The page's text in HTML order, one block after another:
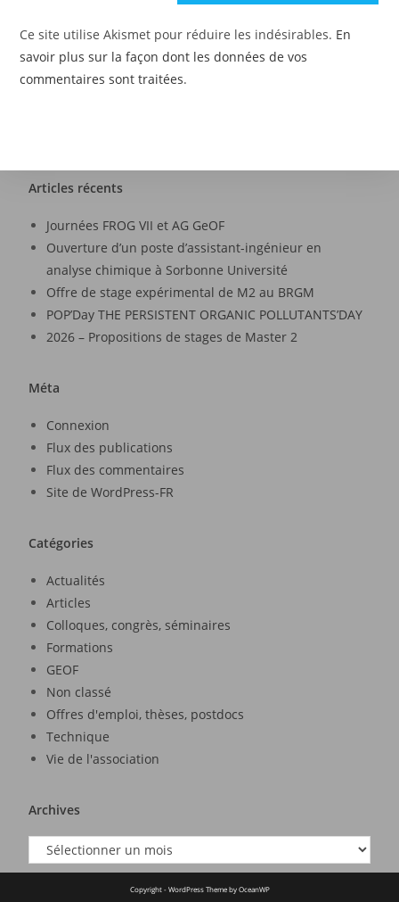
Ce site utilise Akismet pour réduire les indésirables. En
savoir plus sur la façon dont les données de vos
commentaires sont traitées.
Articles récents
Journées FROG VII et AG GeOF
Ouverture d’un poste d’assistant-ingénieur en
analyse chimique à Sorbonne Université
Offre de stage expérimental de M2 au BRGM
POP’Day THE PERSISTENT ORGANIC POLLUTANTS’DAY
2026 – Propositions de stages de Master 2
Méta
Connexion
Flux des publications
Flux des commentaires
Site de WordPress-FR
Catégories
Actualités
Articles
Colloques, congrès, séminaires
Formations
GEOF
Non classé
Offres d'emploi, thèses, postdocs
Technique
Vie de l'association
Archives
Copyright - WordPress Theme by OceanWP